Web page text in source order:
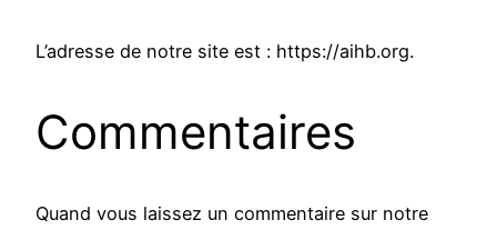
L’adresse de notre site est : https://aihb.org.
Commentaires
Quand vous laissez un commentaire sur notre